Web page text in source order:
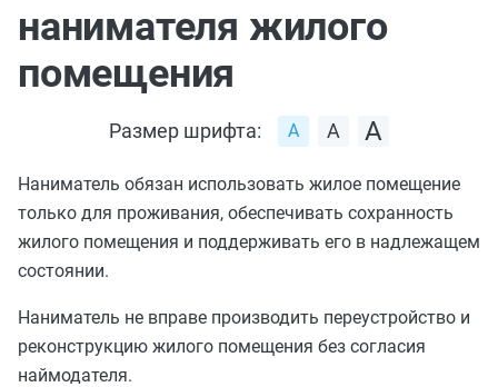
нанимателя жилого
помещения
Размер шрифта:
Наниматель обязан использовать жилое помещение
только для проживания, обеспечивать сохранность
жилого помещения и поддерживать его в надлежащем
состоянии.
Наниматель не вправе производить переустройство и
реконструкцию жилого помещения без согласия
наймодателя.